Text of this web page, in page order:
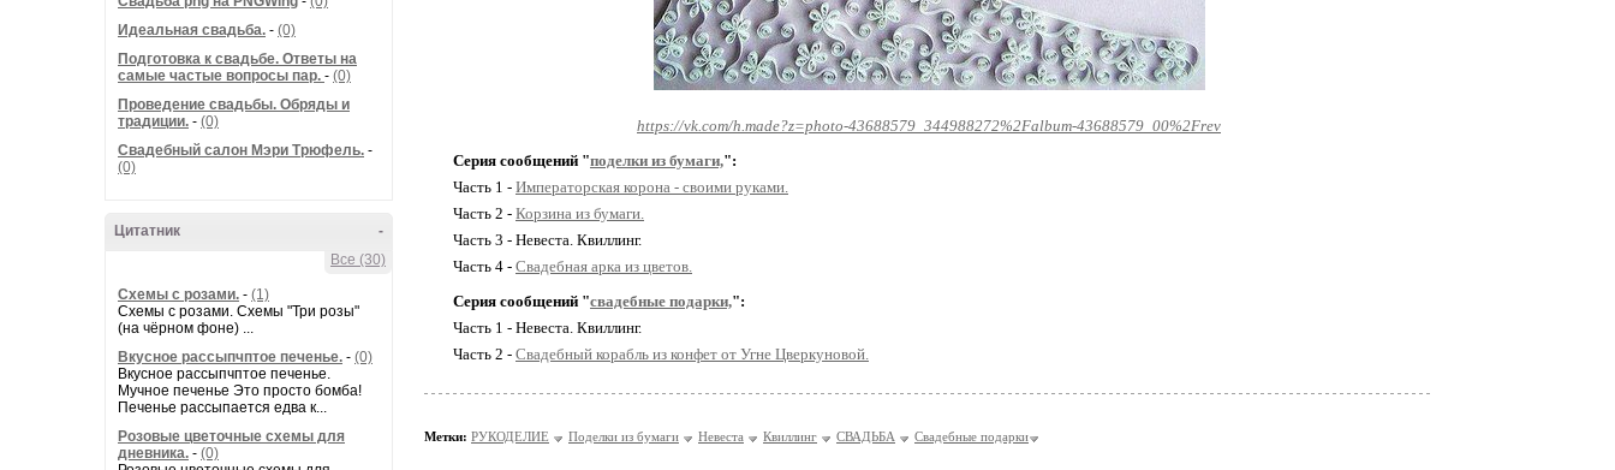
Идеальная свадьба. - (0)
Подготовка к свадьбе. Ответы на
самые частые вопросы пар. - (0)
Проведение свадьбы. Обряды и
традиции. - (0)
Свадебный салон Мэри Трюфель. -
(0)
-
Цитатник
Все (30)
Схемы с розами. - (1)
Схемы с розами. Схемы "Три розы"
(на чёрном фоне) ...
Вкусное рассыпчптое печенье. - (0)
Вкусное рассыпчптое печенье.
Мучное печенье Это просто бомба!
Печенье рассыпается едва к...
Розовые цветочные схемы для
дневника. - (0)
https://vk.com/h.made?z=photo-43688579_344988272%2Falbum-43688579_00%2Frev
Серия сообщений "поделки из бумаги,":
Часть 1 - Императорская корона - своими руками.
Часть 2 - Корзина из бумаги.
Часть 3 - Невеста. Квиллинг.
Часть 4 - Свадебная арка из цветов.
Серия сообщений "свадебные подарки,":
Часть 1 - Невеста. Квиллинг.
Часть 2 - Свадебный корабль из конфет от Угне Цверкуновой.
Метки: РУКОДЕЛИЕ Поделки из бумаги Невеста Квиллинг СВАДЬБА Свадебные подарки